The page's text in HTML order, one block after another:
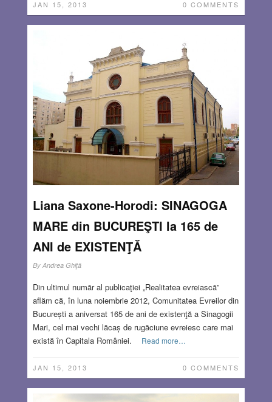
JAN 15, 2013 0 COMMENTS
Liana Saxone-Horodi: SINAGOGA
MARE din BUCUREŞTI la 165 de
ANI de EXISTENŢĂ
By Andrea Ghiţă
Din ultimul număr al publicaţiei „Realitatea evreiască”
aflăm că, în luna noiembrie 2012, Comunitatea Evreilor din
București a aniversat 165 de ani de existenţă a Sinagogii
Mari, cel mai vechi lăcaș de rugăciune evreiesc care mai
există în Capitala României.
Read more…
JAN 15, 2013 0 COMMENTS